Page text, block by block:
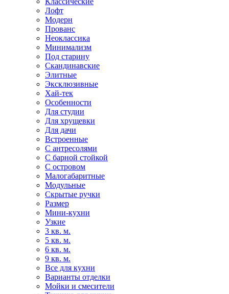
Лофт
Модерн
Прованс
Неоклассика
Минимализм
Под старину
Скандинавские
Элитные
Эксклюзивные
Хай-тек
Особенности
Для студии
Для хрущевки
Для дачи
Встроенные
С антресолями
С барной стойкой
С островом
Малогабаритные
Модульные
Скрытые ручки
Размер
Мини-кухни
Узкие
3 кв. м.
5 кв. м.
6 кв. м.
9 кв. м.
Все для кухни
Варианты отделки
Мойки и смесители